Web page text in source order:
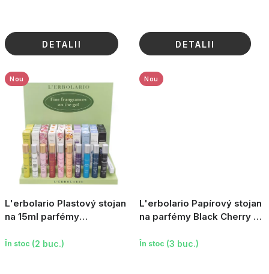
DETALII DETALII
L'erbolario Plastový stojan
na 15ml parfémy
Nou
În stoc (2 buc.)
L'erbolario Papírový stojan
na parfémy Black Cherry 15
Nou
În stoc (3 buc.)